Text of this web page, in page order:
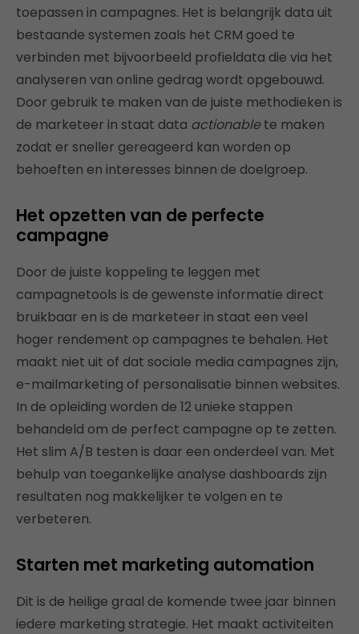
toepassen in campagnes. Het is belangrijk data uit
bestaande systemen zoals het CRM goed te
verbinden met bijvoorbeeld profieldata die via het
analyseren van online gedrag wordt opgebouwd.
Door gebruik te maken van de juiste methodieken is
de marketeer in staat data actionablete maken
zodat er sneller gereageerd kan worden op
behoeften en interesses binnen de doelgroep.
Het opzetten van de perfecte
campagne
Door de juiste koppeling te leggen met
campagnetools is de gewenste informatie direct
bruikbaar en is de marketeer in staat een veel
hoger rendement op campagnes te behalen. Het
maakt niet uit of dat sociale media campagnes zijn,
e-mailmarketing of personalisatie binnen websites.
In de opleiding worden de 12 unieke stappen
behandeld om de perfect campagne op te zetten.
Het slim A/B testen is daar een onderdeel van. Met
behulp van toegankelijke analyse dashboards zijn
resultaten nog makkelijker te volgen en te
verbeteren.
Starten met marketing automation
Dit is de heilige graal de komende twee jaar binnen
iedere marketing strategie. Het maakt activiteiten